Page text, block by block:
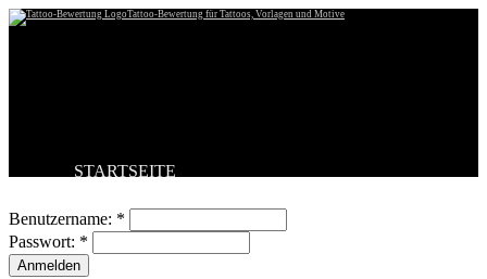
Tattoo-Bewertung für Tattoos, Vorlagen und Motive
STARTSEITE
BESTE TATTOOS
NEUESTE TATTOOS
KOMMENTARE
FORUM
Benutzername: *
Passwort: *